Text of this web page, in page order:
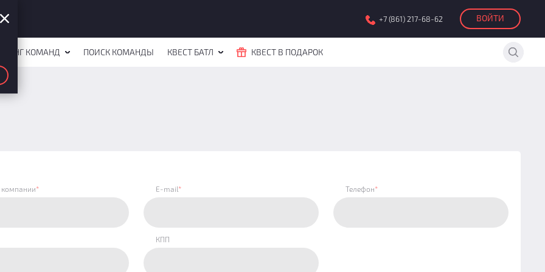
+7 (861) 217-68-62 ВОЙТИ
КОМАНД ПОИСК КОМАНДЫ КВЕСТ БАТЛ КВЕСТ В ПОДАРОК
компании* E-mail* Телефон*
КПП